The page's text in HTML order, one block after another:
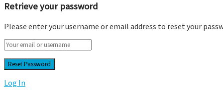
Retrieve your password
Please enter your username or email address to reset your
Log In